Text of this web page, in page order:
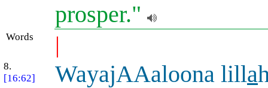
prosper."
Words |
8.
[16:62]
WayajAAaloona lilla